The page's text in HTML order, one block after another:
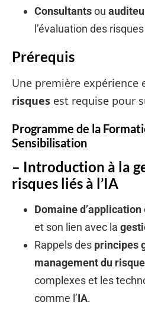
Consultantsou
l’évaluation des risques
Prérequis
Une première expérience
risques est requise pour
Programme de la
Sensibilisation
– Introduction à la
risques liés à l’IA
Domaine d’application
et son lien avec la
Rappels des principes
management du risque
complexes et les
comme l’IA.